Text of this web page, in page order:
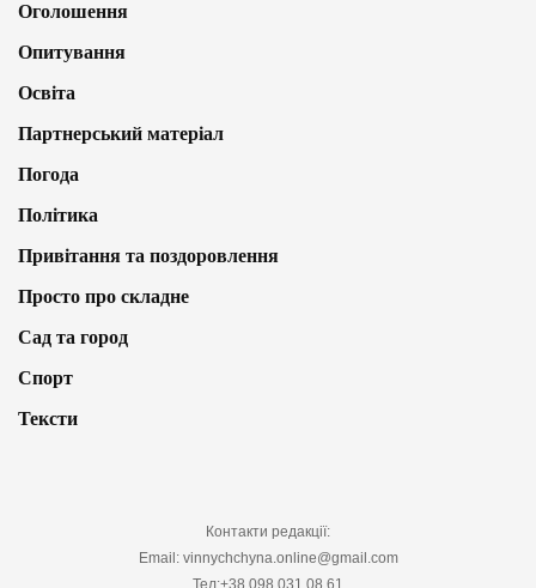
Оголошення
Опитування
Освіта
Партнерський матеріал
Погода
Політика
Привітання та поздоровлення
Просто про складне
Сад та город
Спорт
Тексти
Контакти редакції:
Email: vinnychchyna.online@gmail.com
Тел:+38 098 031 08 61